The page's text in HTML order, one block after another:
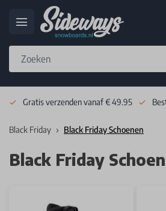
Gratis verzenden vanaf € 49.95
Black Friday Black Friday Schoenen
Black Friday